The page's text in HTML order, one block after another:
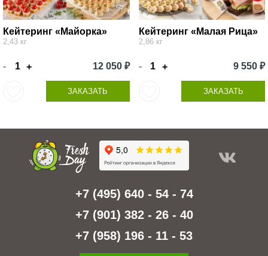
Кейтеринг «Майорка»
2,43 кг
- + 12 050 ₽
ЗАКАЗАТЬ
Кейтеринг «Малая Рица»
2,86 кг
- + 9 550 ₽
ЗАКАЗАТЬ
+7 (495) 640 - 54 - 74
+7 (901) 382 - 26 - 40
+7 (958) 196 - 11 - 53